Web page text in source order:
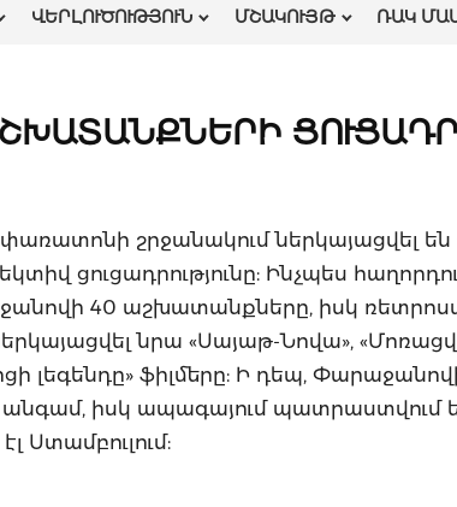
ՎԵՐԼՈՒԾՈՒԹՅՈՒՆ ՄՇԱԿՈՒՅԹ ՌԱԿ
շրջանակում ներկայացվել
ցուցադրությունը: Ինչպես
40 աշխատանքները, իսկ
նրա «Սայաթ-Նովա»,
լեգենդը» ֆիլմերը: Ի դեպ,
իսկ ապագայում պատրաստվում
Ստամբուլում: